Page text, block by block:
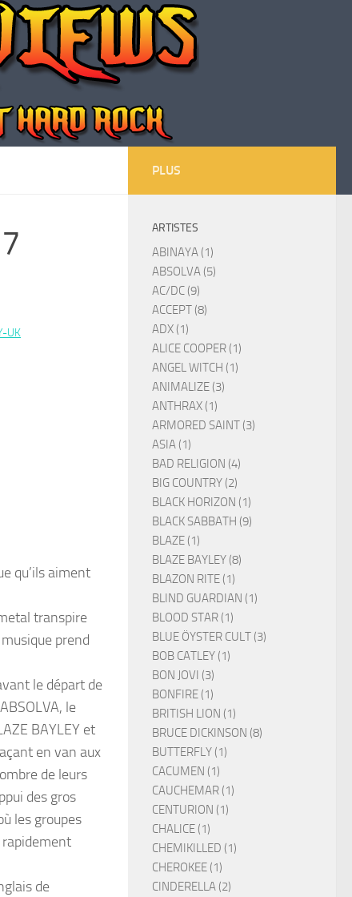
UK
qu’ils aiment
transpire
prend
le départ de
le
BAYLEY et
en van aux
de leurs
des gros
les groupes
rapidement
de
PLUS
ARTISTES
ABINAYA (1)
ABSOLVA (5)
AC/DC (9)
ACCEPT (8)
ADX (1)
ALICE COOPER (1)
ANGEL WITCH (1)
ANIMALIZE (3)
ANTHRAX (1)
ARMORED SAINT (3)
ASIA (1)
BAD RELIGION (4)
BIG COUNTRY (2)
BLACK HORIZON (1)
BLACK SABBATH (9)
BLAZE (1)
BLAZE BAYLEY (8)
BLAZON RITE (1)
BLIND GUARDIAN (1)
BLOOD STAR (1)
BLUE ÖYSTER CULT (3)
BOB CATLEY (1)
BON JOVI (3)
BONFIRE (1)
BRITISH LION (1)
BRUCE DICKINSON (8)
BUTTERFLY (1)
CACUMEN (1)
CAUCHEMAR (1)
CENTURION (1)
CHALICE (1)
CHEMIKILLED (1)
CHEROKEE (1)
CINDERELLA (2)